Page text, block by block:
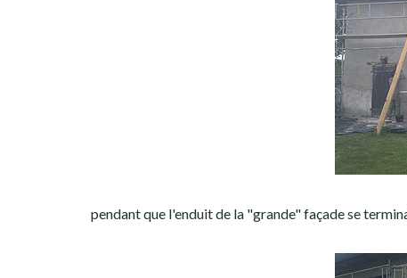
pendant que l'enduit de la "grande" façade se